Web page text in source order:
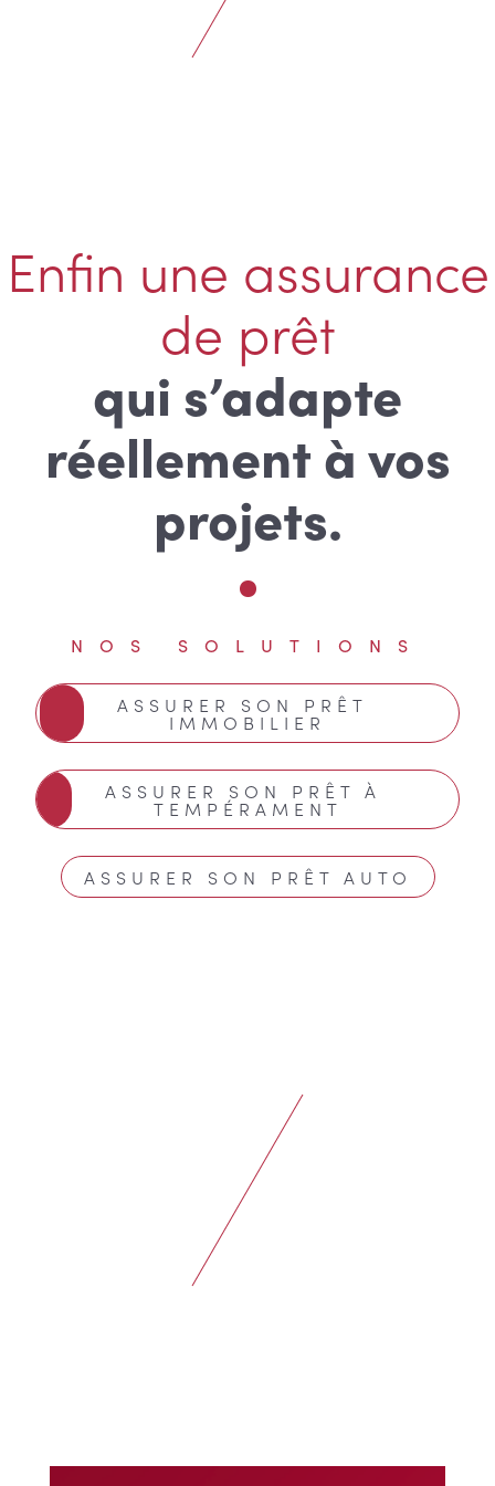
Enfin une assurance
de prêt
qui s’adapte
réellement à vos
projets.
NOS SOLUTIONS
ASSURER SON PRÊT
IMMOBILIER
ASSURER SON PRÊT À
TEMPÉRAMENT
ASSURER SON PRÊT AUTO